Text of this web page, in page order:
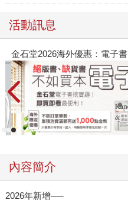
活動訊息
金石堂2026海外優惠：電子書
內容簡介
2026年新增──